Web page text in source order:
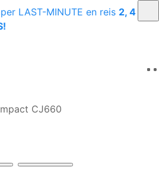
LAST-MINUTE en reis 2, 4
CJ660